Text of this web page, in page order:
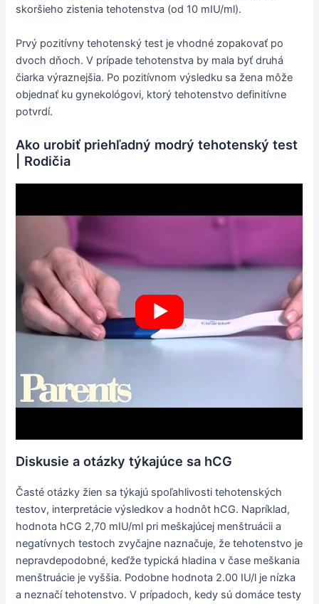
skoršieho zistenia tehotenstva (od 10 mIU/ml).
Prvý pozitívny tehotenský test je vhodné zopakovať po
dvoch dňoch. V prípade tehotenstva by mala byť druhá
čiarka výraznejšia. Po pozitívnom výsledku sa žena môže
objednať ku gynekológovi, ktorý tehotenstvo definitívne
potvrdí.
Ako urobiť priehľadný modrý tehotenský test
| Rodičia
Diskusie a otázky týkajúce sa hCG
Časté otázky žien sa týkajú spoľahlivosti tehotenských
testov, interpretácie výsledkov a hodnôt hCG. Napríklad,
hodnota hCG 2,70 mIU/ml pri meškajúcej menštruácii a
negatívnych testoch zvyčajne naznačuje, že tehotenstvo je
nepravdepodobné, keďže typická hladina v čase meškania
menštruácie je vyššia. Podobne hodnota 2.00 IU/l je nízka
a neznačí tehotenstvo. V prípadoch, kedy sú domáce testy